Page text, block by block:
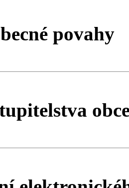
povahy